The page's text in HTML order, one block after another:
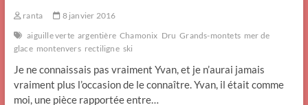
ranta
8 janvier 2016
aiguille verte argentière Chamonix Dru Grands-montets mer de
glace montenvers rectiligne ski
Je ne connaissais pas vraiment Yvan, et je n’aurai jamais
vraiment plus l’occasion de le connaître. Yvan, il était comme
moi, une pièce rapportée entre…